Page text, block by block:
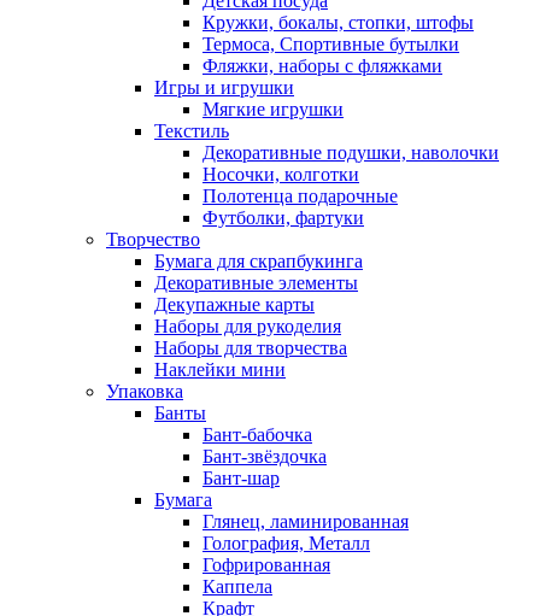
Кружки, бокалы, стопки, штофы
Термоса, Спортивные бутылки
Фляжки, наборы с фляжками
Игры и игрушки
Мягкие игрушки
Текстиль
Декоративные подушки, наволочки
Носочки, колготки
Полотенца подарочные
Футболки, фартуки
Творчество
Бумага для скрапбукинга
Декоративные элементы
Декупажные карты
Наборы для рукоделия
Наборы для творчества
Наклейки мини
Упаковка
Банты
Бант-бабочка
Бант-звёздочка
Бант-шар
Бумага
Глянец, ламинированная
Голография, Металл
Гофрированная
Каппела
Крафт